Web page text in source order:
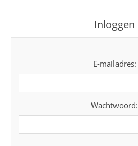
Inloggen
E-mailadres:
Wachtwoord: